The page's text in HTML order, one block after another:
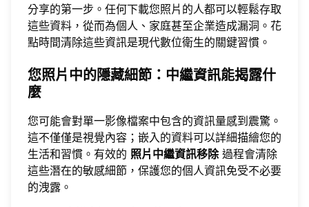
分享的第一步。任何下載您照片的人都可以輕鬆存取
這些資料，從而為個人、家庭甚至企業造成漏洞。花
點時間清除這些資訊是現代數位衛生的關鍵習慣。
您照片中的隱藏細節：中繼資訊能揭露什
麼
您可能會對單一影像檔案中包含的資訊量感到震驚。
這不僅僅是視覺內容；嵌入的資料可以詳細描繪您的
生活和習慣。有效的 照片中繼資訊移除過程會清除
這些潛在的敏感細節，保護您的個人資訊免受不必要
的洩露。